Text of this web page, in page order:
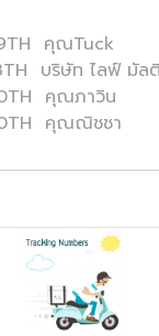
คุณTuck
บริษัท ไลฟ์ มัล
คุณภาวิน
คุณณิชชา